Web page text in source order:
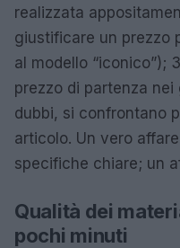
realizzata
giustificare un prezzo
al modello “iconico”);
prezzo di partenza
dubbi, si confrontano
articolo. Un vero
specifiche chiare; un
Qualità dei
pochi minuti